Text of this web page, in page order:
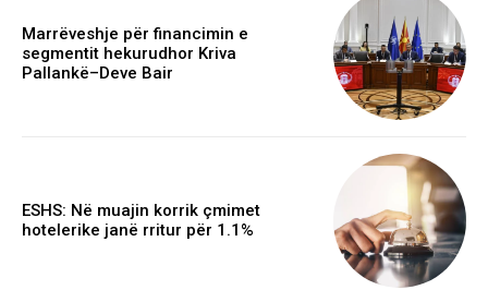
Marrëveshje për financimin e
segmentit hekurudhor Kriva
Pallankë–Deve Bair
ESHS: Në muajin korrik çmimet
hotelerike janë rritur për 1.1%